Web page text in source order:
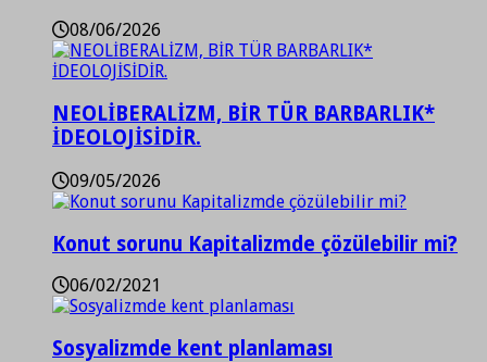
08/06/2026
NEOLİBERALİZM, BİR TÜR BARBARLIK*
İDEOLOJİSİDİR.
09/05/2026
Konut sorunu Kapitalizmde çözülebilir mi?
06/02/2021
Sosyalizmde kent planlaması